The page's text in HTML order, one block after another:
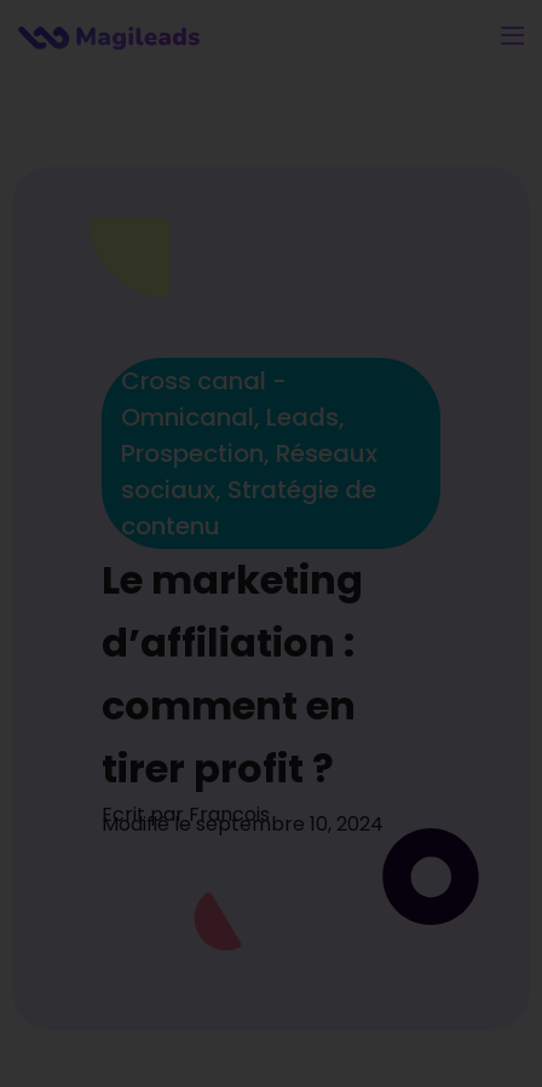
Cross canal -
Omnicanal, Leads,
Prospection, Réseaux
sociaux, Stratégie de
contenu
Le marketing
d’affiliation :
comment en
tirer profit ?
Ecrit parFrancois
Modifié le septembre 10, 2024